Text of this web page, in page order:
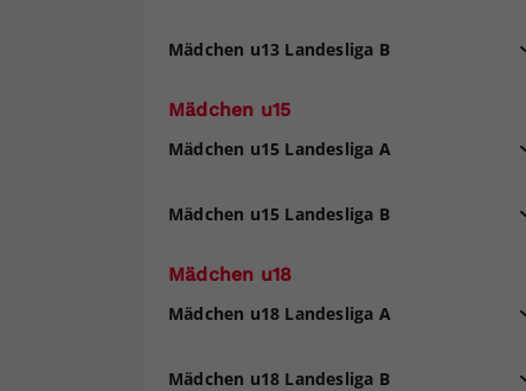
Mädchen u13 Landesliga B
Mädchen u15
Mädchen u15 Landesliga A
Mädchen u15 Landesliga B
Mädchen u18
Mädchen u18 Landesliga A
Mädchen u18 Landesliga B